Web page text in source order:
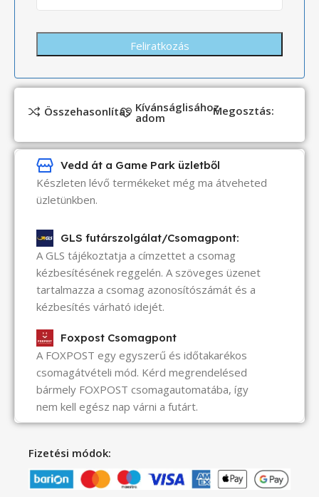
Összehasonlítás Kívánságlisához
adom Megosztás:
Vedd át a Game Park üzletből
Készleten lévő termékeket még ma átveheted
üzletünkben.
GLS futárszolgálat/Csomagpont:
A GLS tájékoztatja a címzettet a csomag
kézbesítésének reggelén. A szöveges üzenet
tartalmazza a csomag azonosítószámát és a
kézbesítés várható idejét.
Foxpost Csomagpont
A FOXPOST egy egyszerű és időtakarékos
csomagátvételi mód. Kérd megrendelésed
bármely FOXPOST csomagautomatába, így
nem kell egész nap várni a futárt.
Fizetési módok: